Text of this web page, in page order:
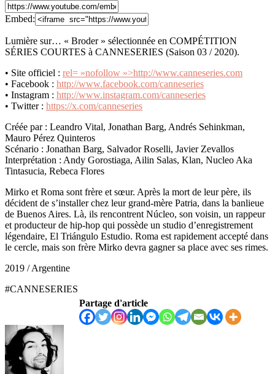
Embed:
Lumière sur… « Broder » sélectionnée en COMPÉTITION
SÉRIES COURTES à CANNESERIES (Saison 03 / 2020).
• Site officiel : rel= »nofollow »>http://www.canneseries.com
• Facebook : http://www.facebook.com/canneseries
• Instagram : http://www.instagram.com/canneseries
• Twitter : https://x.com/canneseries
Créée par : Leandro Vital, Jonathan Barg, Andrés Sehinkman,
Mauro Pérez Quinteros
Scénario : Jonathan Barg, Salvador Roselli, Javier Zevallos
Interprétation : Andy Gorostiaga, Ailin Salas, Klan, Nucleo Aka
Tintasucia, Rebeca Flores
Mirko et Roma sont frère et sœur. Après la mort de leur père, ils
décident de s’installer chez leur grand-mère Patria, dans la banlieue
de Buenos Aires. Là, ils rencontrent Núcleo, son voisin, un rappeur
et producteur de hip-hop qui possède un studio d’enregistrement
légendaire, El Triángulo Estudio. Roma est rapidement accepté dans
le cercle, mais son frère Mirko devra gagner sa place avec ses rimes.
2019 / Argentine
#CANNESERIES
Partage d'article